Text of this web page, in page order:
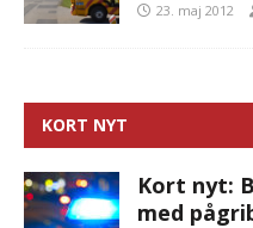
23. maj 2012
KORT NYT
Kort nyt:
med